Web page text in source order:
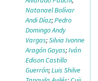
Natanael Bolívar
Andi Díaz;Pedro
Domingo Andy
Vargas;Silvia Ivonne
Aragón Gayas;Iván
Edison Castillo
Guerrón;Luis Shilve